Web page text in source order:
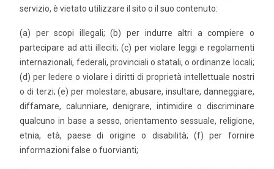
servizio, è vietato utilizzare il sito o il suo contenuto:
(a) per scopi illegali; (b) per indurre altri a compiere o
partecipare ad atti illeciti; (c) per violare leggi e regolamenti
internazionali, federali, provinciali o statali, o ordinanze locali;
(d) per ledere o violare i diritti di proprietà intellettuale nostri
o di terzi; (e) per molestare, abusare, insultare, danneggiare,
diffamare, calunniare, denigrare, intimidire o discriminare
qualcuno in base a sesso, orientamento sessuale, religione,
etnia, età, paese di origine o disabilità; (f) per fornire
informazioni false o fuorvianti;